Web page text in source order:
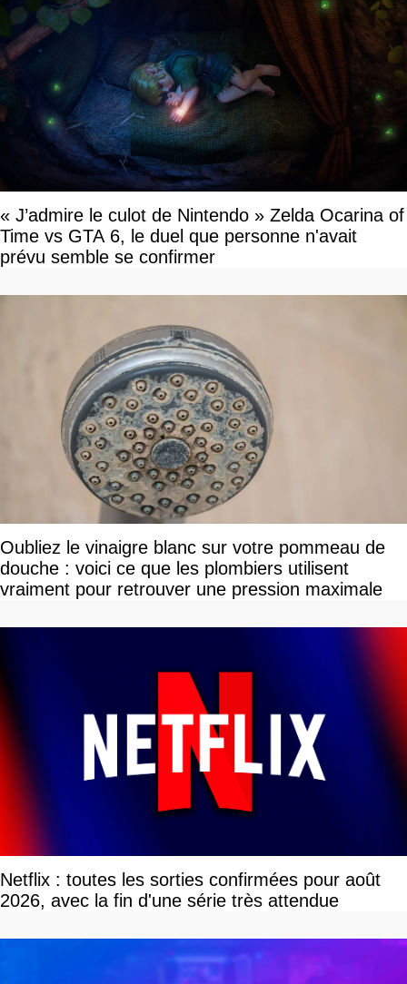
« J’admire le culot de Nintendo » Zelda Ocarina of
Time vs GTA 6, le duel que personne n'avait
prévu semble se confirmer
Oubliez le vinaigre blanc sur votre pommeau de
douche : voici ce que les plombiers utilisent
vraiment pour retrouver une pression maximale
Netflix : toutes les sorties confirmées pour août
2026, avec la fin d'une série très attendue